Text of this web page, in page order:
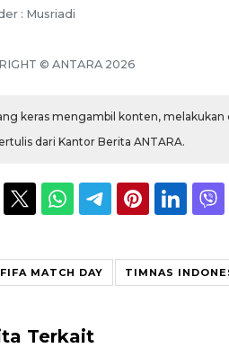
: Musriadi
© ANTARA 2026
keras mengambil konten,
dari Kantor Berita ANTARA.
FIFA MATCH DAY TIMNAS
Terkait